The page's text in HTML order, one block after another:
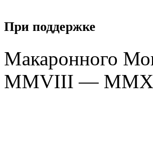
При поддержке
Макаронного
MMVIII —